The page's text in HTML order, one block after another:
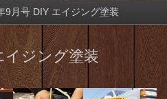
9月号 DIY エイジング塗装
イジング塗装